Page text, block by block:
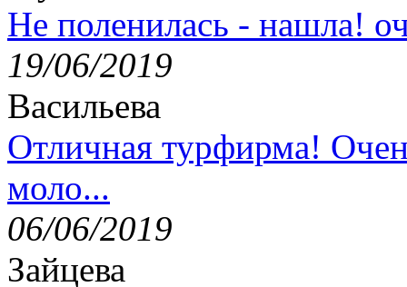
Не поленилась - нашла!
19/06/2019
Васильева
Отличная турфирма!
моло...
06/06/2019
Зайцева